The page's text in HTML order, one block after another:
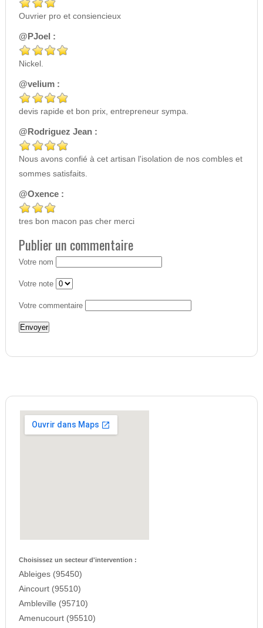
Ouvrier pro et consiencieux
@PJoel :
Nickel.
@velium :
devis rapide et bon prix, entrepreneur sympa.
@Rodriguez Jean :
Nous avons confié à cet artisan l'isolation de nos combles et
sommes satisfaits.
@Oxence :
tres bon macon pas cher merci
Publier un commentaire
Votre nom
Votre note
Votre commentaire
Choisissez un secteur d'intervention :
Ableiges (95450)
Aincourt (95510)
Ambleville (95710)
Amenucourt (95510)